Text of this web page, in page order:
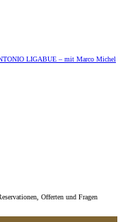
LIGABUE – mit Marco Michel
Offerten und Fragen